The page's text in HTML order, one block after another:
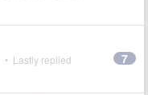
• Lastly replied
7